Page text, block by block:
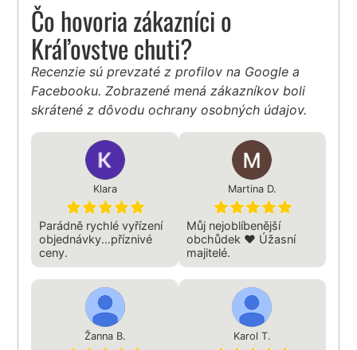
Čo hovoria zákazníci o
Kráľovstve chuti?
Recenzie sú prevzaté z profilov na Google a
Facebooku. Zobrazené mená zákazníkov boli
skrátené z dôvodu ochrany osobných údajov.
Klara
Parádně rychlé vyřízení
objednávky...příznivé
ceny.
Martina D.
Můj nejoblíbenější
obchůdek ❤️ Úžasní
majitelé.
Žanna B. Karol T.